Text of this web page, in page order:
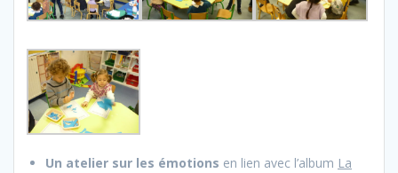
Un atelier sur les émotions en lien avec l’album La